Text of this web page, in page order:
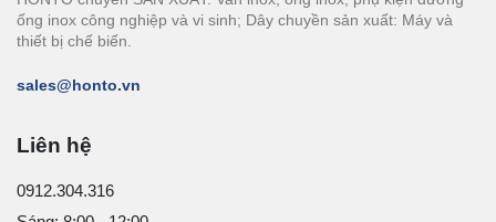
ống inox công nghiệp và vi sinh; Dây chuyền sản xuất: Máy và
thiết bị chế biến.
sales@honto.vn
Liên hệ
0912.304.316